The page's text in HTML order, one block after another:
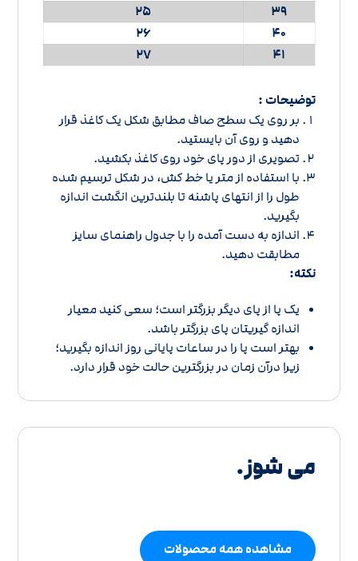
39
25
40
26
41
27
توضیحات :
بر روی یک سطح صاف مطابق شکل یک کاغذ قرار
دهید و روی آن بایستید.
تصویری از دور پای خود روی کاغذ بکشید.
با استفاده از متر یا خط کش، در شکل ترسیم شده
طول را از انتهای پاشنه تا بلندترین انگشت اندازه
بگیرید.
اندازه به دست آمده را باجدول راهنمای سایز
مطابقت دهید.
نکته:
یک پا از پای دیگر بزرگتر است؛ سعی کنید معیار
اندازه گیریتان پای بزرگتر باشد.
بهتر است پا را در ساعات پایانی روز اندازه بگیرید؛
زیرا درآن زمان در بزرگترین حالت خود قرار دارد.
می شوز.
مشاهده همه محصولات